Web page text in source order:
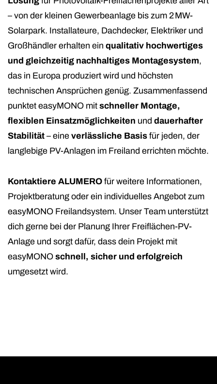
– von der kleinen Gewerbeanlage bis zum 2 MW-
Solarpark. Installateure, Dachdecker, Elektriker und
Großhändler erhalten ein qualitativ hochwertiges
und gleichzeitig nachhaltiges Montagesystem,
das in Europa produziert wird und höchsten
technischen Ansprüchen genüg. Zusammenfassend
punktet easyMONO mit schneller Montage,
flexiblen Einsatzmöglichkeiten und dauerhafter
Stabilität – eine verlässliche Basis für jeden, der
langlebige PV-Anlagen im Freiland errichten möchte.
Kontaktiere ALUMERO für weitere Informationen,
Projektberatung oder ein individuelles Angebot zum
easyMONO Freilandsystem. Unser Team unterstützt
dich gerne bei der Planung Ihrer Freiflächen-PV-
Anlage und sorgt dafür, dass dein Projekt mit
easyMONO schnell, sicher und erfolgreich
umgesetzt wird.